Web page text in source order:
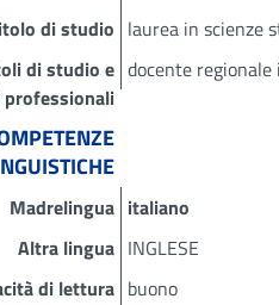
di studio laurea in scienze
di studio e docente
Madrelingua italiano
Altra lingua INGLESE
di lettura buono